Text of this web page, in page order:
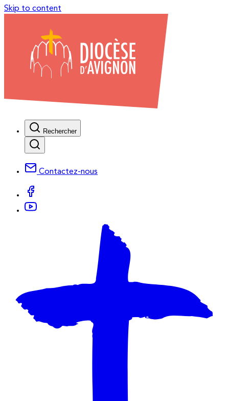
Skip to content
Rechercher
Contactez-nous